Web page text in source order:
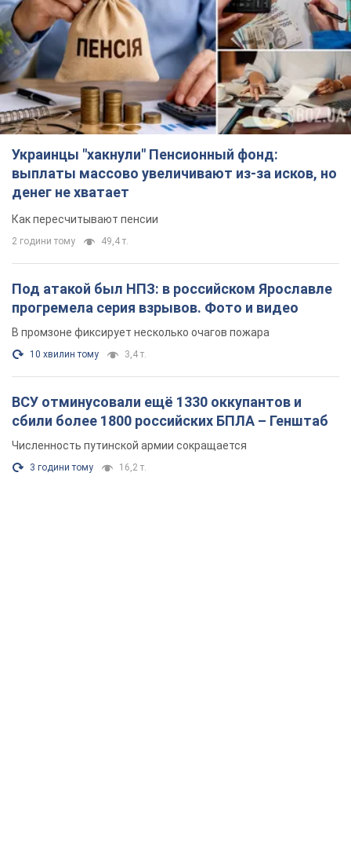
Украинцы "хакнули" Пенсионный фонд:
выплаты массово увеличивают из-за исков, но
денег не хватает
Как пересчитывают пенсии
2 години тому 49,4 т.
Под атакой был НПЗ: в российском Ярославле
прогремела серия взрывов. Фото и видео
В промзоне фиксирует несколько очагов пожара
10 хвилин тому 3,4 т.
ВСУ отминусовали ещё 1330 оккупантов и
сбили более 1800 российских БПЛА – Генштаб
Численность путинской армии сокращается
3 години тому 16,2 т.